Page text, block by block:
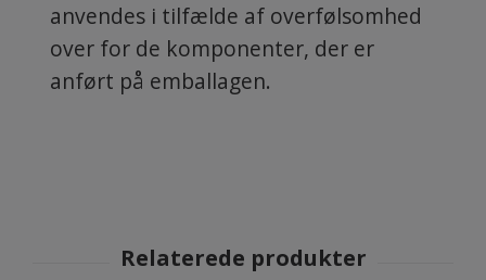
anvendes i tilfælde af overfølsomhed
over for de komponenter, der er
anført på emballagen.